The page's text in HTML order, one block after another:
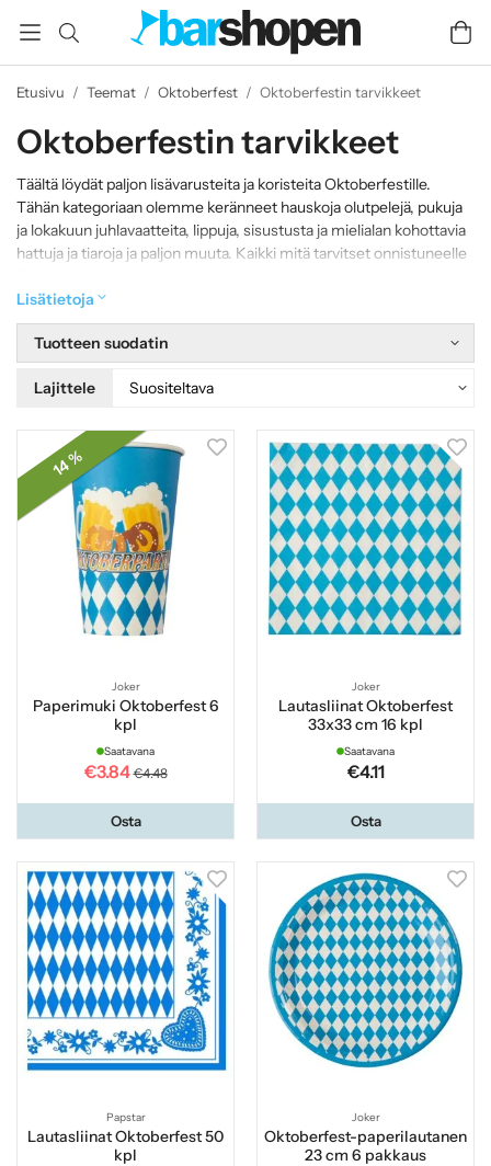
Etusivu / Teemat / Oktoberfest / Oktoberfestin tarvikkeet
Oktoberfestin tarvikkeet
Täältä löydät paljon lisävarusteita ja koristeita Oktoberfestille.
Tähän kategoriaan olemme keränneet hauskoja olutpelejä, pukuja
ja lokakuun juhlavaatteita, lippuja, sisustusta ja mielialan kohottavia
hattuja ja tiaroja ja paljon muuta. Kaikki mitä tarvitset onnistuneelle
Lisätietoja
Tuotteen suodatin
Lajittele
14 %
Joker
Paperimuki Oktoberfest 6
kpl
Saatavana
€3.84 €4.48
Osta
Joker
Lautasliinat Oktoberfest
33x33 cm 16 kpl
Saatavana
€4.11
Osta
Papstar
Lautasliinat Oktoberfest 50
kpl
Joker
Oktoberfest-paperilautanen
23 cm 6 pakkaus